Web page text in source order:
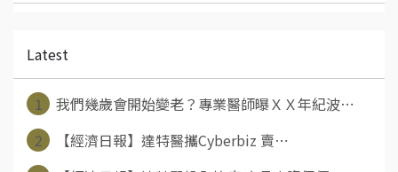
Latest
1
我們幾歲會開始變老？專業醫師曝ＸＸ年紀波⋯
2
【經濟日報】達特醫攜Cyberbiz 賣⋯